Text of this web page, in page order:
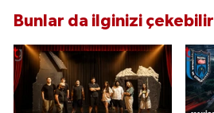
Bunlar da ilginizi çekebilir